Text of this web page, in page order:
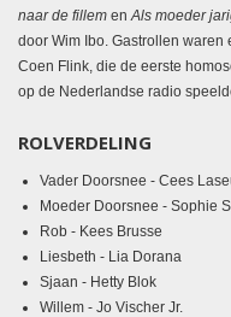
naar de fillem enAls moeder
door Wim Ibo. Gastrollen
Coen Flink, die de eerste
op de Nederlandse radio
ROLVERDELING
Vader Doorsnee - Cees
Moeder Doorsnee - Sophie
Rob - Kees Brusse
Liesbeth - Lia Dorana
Sjaan - Hetty Blok
Willem - Jo Vischer Jr.